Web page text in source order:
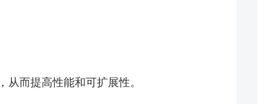
而提高性能和可扩展性。